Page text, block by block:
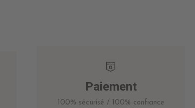
Paiement
100% sécurisé / 100% confiance